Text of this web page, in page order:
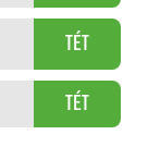
TÉT
TÉT